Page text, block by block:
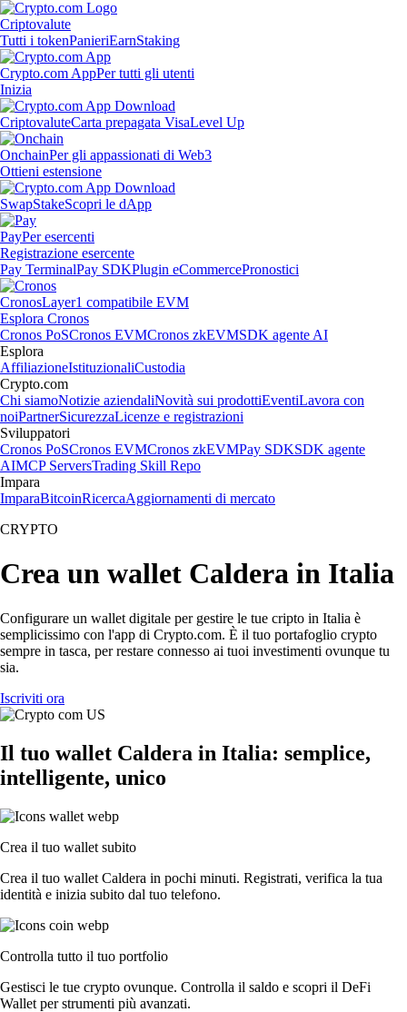
Criptovalute
Tutti i tokenPanieriEarnStaking
Crypto.com AppPer tutti gli utenti
Inizia
CriptovaluteCarta prepagata VisaLevel Up
OnchainPer gli appassionati di Web3
Ottieni estensione
SwapStakeScopri le dApp
PayPer esercenti
Registrazione esercente
Pay TerminalPay SDKPlugin eCommercePronostici
CronosLayer1 compatibile EVM
Esplora Cronos
Cronos PoSCronos EVMCronos zkEVMSDK agente AI
Esplora
AffiliazioneIstituzionaliCustodia
Crypto.com
Chi siamoNotizie aziendaliNovità sui prodottiEventiLavora con
noiPartnerSicurezzaLicenze e registrazioni
Sviluppatori
Cronos PoSCronos EVMCronos zkEVMPay SDKSDK agente
AIMCP ServersTrading Skill Repo
Impara
ImparaBitcoinRicercaAggiornamenti di mercato
CRYPTO
Crea un wallet Caldera in Italia
Configurare un wallet digitale per gestire le tue cripto in Italia è
semplicissimo con l'app di Crypto.com. È il tuo portafoglio crypto
sempre in tasca, per restare connesso ai tuoi investimenti ovunque tu
sia.
Iscriviti ora
Il tuo wallet Caldera in Italia: semplice,
intelligente, unico
Crea il tuo wallet subito
Crea il tuo wallet Caldera in pochi minuti. Registrati, verifica la tua
identità e inizia subito dal tuo telefono.
Controlla tutto il tuo portfolio
Gestisci le tue crypto ovunque. Controlla il saldo e scopri il DeFi
Wallet per strumenti più avanzati.